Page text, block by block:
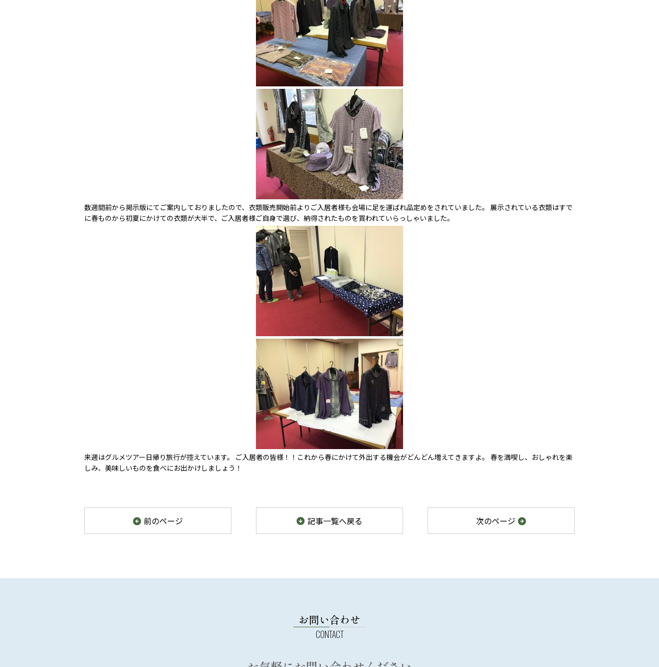
数週間前から掲示版にてご案内しておりましたので、衣類販売開始前よりご入居者様も会場に足を運ばれ品定めをされていました。 展示されている衣類はすで
に春ものから初夏にかけての衣類が大半で、ご入居者様ご自身で選び、納得されたものを買われていらっしゃいました。
来週はグルメツアー日帰り旅行が控えています。 ご入居者の皆様！！これから春にかけて外出する機会がどんどん増えてきますよ。 春を満喫し、おしゃれを楽
しみ、美味しいものを食べにお出かけしましょう！
前のページ 記事一覧へ戻る 次のページ
お問い合わせ